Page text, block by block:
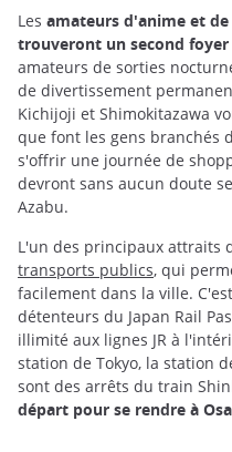
Les amateurs d'anime et
trouveront un second foyer
amateurs de sorties
de divertissement
Kichijoji et Shimokitazawa
que font les gens branchés
s'offrir une journée de
devront sans aucun doute
Azabu.
L'un des principaux attraits
transports publics, qui
facilement dans la ville.
détenteurs du Japan Rail
illimité aux lignes JR à
station de Tokyo, la station
sont des arrêts du train
départ pour se rendre à